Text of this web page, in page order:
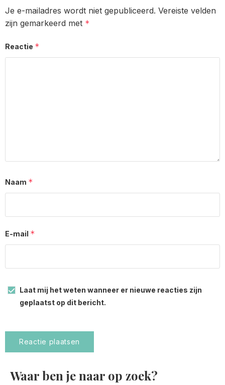
Je e-mailadres wordt niet gepubliceerd. Vereiste velden
zijn gemarkeerd met *
Reactie *
Naam *
E-mail *
Laat mij het weten wanneer er nieuwe reacties zijn
geplaatst op dit bericht.
Waar ben je naar op zoek?